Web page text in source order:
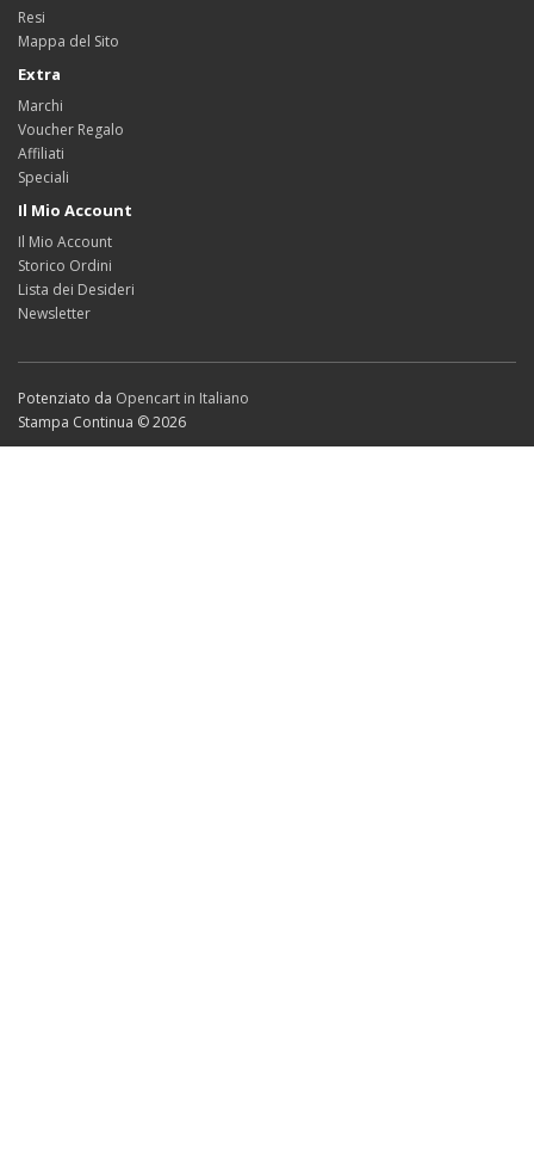
Resi
Mappa del Sito
Extra
Marchi
Voucher Regalo
Affiliati
Speciali
Il Mio Account
Il Mio Account
Storico Ordini
Lista dei Desideri
Newsletter
Potenziato da Opencart in Italiano
Stampa Continua © 2026